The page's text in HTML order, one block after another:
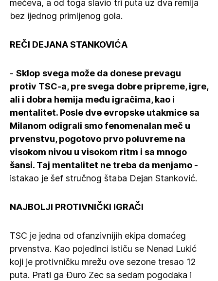
mečeva, a od toga slavio tri puta uz dva remija
bez ijednog primljenog gola.
REČI DEJANA STANKOVIĆA
- Sklop svega može da donese prevagu
protiv TSC-a, pre svega dobre pripreme, igre,
ali i dobra hemija među igračima, kao i
mentalitet. Posle dve evropske utakmice sa
Milanom odigrali smo fenomenalan meč u
prvenstvu, pogotovo prvo poluvreme na
visokom nivou u visokom ritm i sa mnogo
šansi. Taj mentalitet ne treba da menjamo -
istakao je šef stručnog štaba Dejan Stanković.
NAJBOLJI PROTIVNIČKI IGRAČI
TSC je jedna od ofanzivnijih ekipa domaćeg
prvenstva. Kao pojedinci ističu se Nenad Lukić
koji je protivničku mrežu ove sezone tresao 12
puta. Prati ga Đuro Zec sa sedam pogodaka i